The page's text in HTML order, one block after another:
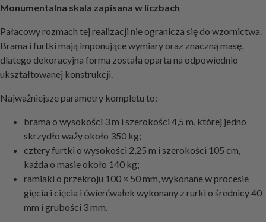
Monumentalna skala zapisana w liczbach
Pałacowy rozmach tej realizacji nie ogranicza się do wzornictwa.
Brama i furtki mają imponujące wymiary oraz znaczną masę,
dlatego dekoracyjna forma została oparta na odpowiednio
ukształtowanej konstrukcji.
Najważniejsze parametry kompletu to:
brama o wysokości 3 m i szerokości 4,5 m, której jedno
skrzydło waży około 350 kg;
cztery furtki o wysokości 2,25 m i szerokości 105 cm,
każda o masie około 140 kg;
ramiaki o przekroju 100 × 50 mm, wykonane w procesie
gięcia i cięcia i ćwierćwałek wykonany z rurki o średnicy 40
mm i grubości 3 mm.